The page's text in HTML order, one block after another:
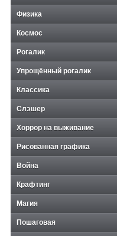
Физика
Космос
Рогалик
Упрощённый рогалик
Классика
Слэшер
Хоррор на выживание
Рисованная графика
Война
Крафтинг
Магия
Пошаговая